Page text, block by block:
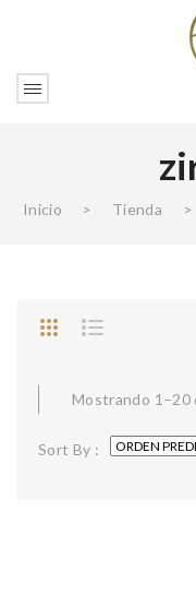
No
Inicio > Tienda >
Mostrando 1–20
Sort By :